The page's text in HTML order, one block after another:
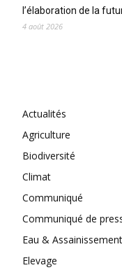
l’élaboration de la
4 août 2026
Actualités
Agriculture
Biodiversité
Climat
Communiqué
Communiqué de
Eau & Assainissement
Elevage